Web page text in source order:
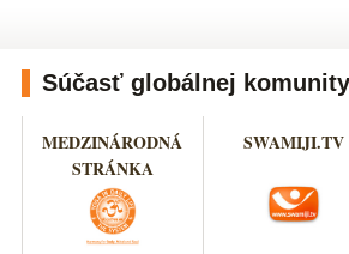
Súčasť globálnej
MEDZINÁRODNÁ
STRÁNKA
SWAMIJI.TV